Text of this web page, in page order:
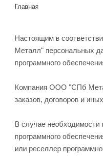
Главная
Настоящим в
Металл" персональных
программного
Компания ООО "СПб
заказов, договоров и
В случае необходимости
программного
или реселлер